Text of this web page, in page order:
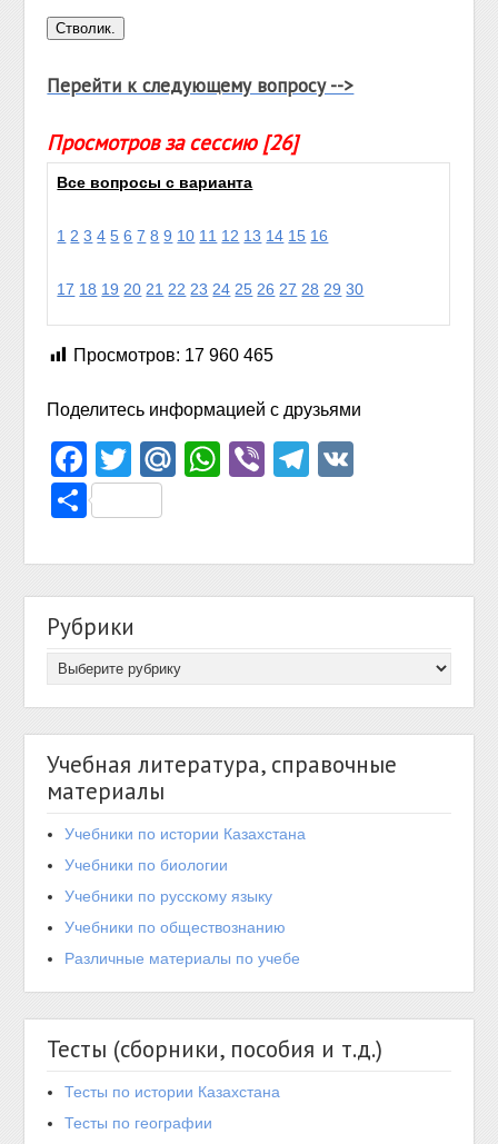
Перейти к следующему вопросу -->
Просмотров за сессию [26]
Все вопросы с варианта
1 2 3 4 5 6 7 8 9 10 11 12 13 14 15 16
17 18 19 20 21 22 23 24 25 26 27 28 29 30
Просмотров: 17 960 465
Поделитесь информацией с друзьями
Facebook
TwitterMail.Ru
WhatsApp
ViberTelegram
Отправить
Рубрики
Учебная литература, справочные
материалы
Учебники по истории Казахстана
Учебники по биологии
Учебники по русскому языку
Учебники по обществознанию
Различные материалы по учебе
Тесты (сборники, пособия и т.д.)
Тесты по истории Казахстана
Тесты по географии